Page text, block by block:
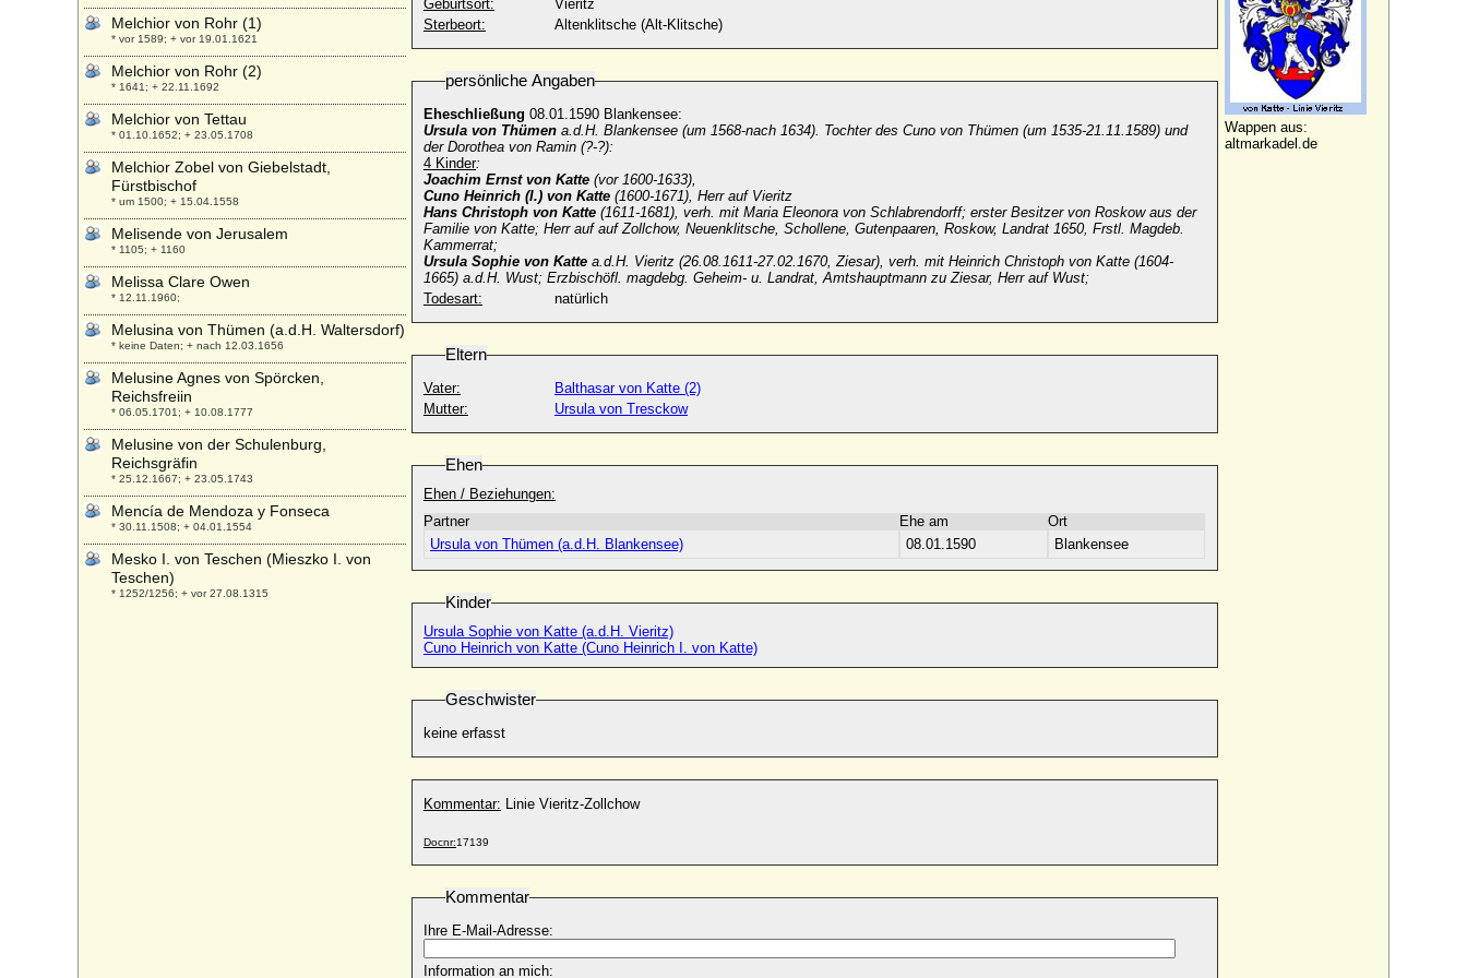
Geburtsort:
Vieritz
Sterbeort:
Altenklitsche (Alt-Klitsche)
persönliche Angaben
Eheschließung 08.01.1590 Blankensee:
Ursula von Thümen a.d.H. Blankensee (um 1568-nach 1634). Tochter des Cuno von Thümen (um 1535-21.11.1589) und
der Dorothea von Ramin (?-?):
4 Kinder:
Joachim Ernst von Katte (vor 1600-1633),
Cuno Heinrich (I.) von Katte (1600-1671), Herr auf Vieritz
Hans Christoph von Katte (1611-1681), verh. mit Maria Eleonora von Schlabrendorff; erster Besitzer von Roskow aus der
Familie von Katte; Herr auf auf Zollchow, Neuenklitsche, Schollene, Gutenpaaren, Roskow, Landrat 1650, Frstl. Magdeb.
Kammerrat;
Ursula Sophie von Katte a.d.H. Vieritz (26.08.1611-27.02.1670, Ziesar), verh. mit Heinrich Christoph von Katte (1604-
1665) a.d.H. Wust; Erzbischöfl. magdebg. Geheim- u. Landrat, Amtshauptmann zu Ziesar, Herr auf Wust;
Todesart:
natürlich
Eltern
Vater:
Balthasar von Katte (2)
Mutter:
Ursula von Tresckow
Ehen
Ehen / Beziehungen:
Partner
Ehe am
Ort
Ursula von Thümen (a.d.H. Blankensee)
08.01.1590 Blankensee
Kinder
Ursula Sophie von Katte (a.d.H. Vieritz)
Cuno Heinrich von Katte (Cuno Heinrich I. von Katte)
Geschwister
keine erfasst
Kommentar: Linie Vieritz-Zollchow
Docnr:17139
Kommentar
Ihre E-Mail-Adresse:
Information an mich:
Wappen aus:
altmarkadel.de
Melchior von Rohr (1)
* vor 1589; + vor 19.01.1621
Melchior von Rohr (2)
* 1641; + 22.11.1692
Melchior von Tettau
* 01.10.1652; + 23.05.1708
Melchior Zobel von Giebelstadt,
Fürstbischof
* um 1500; + 15.04.1558
Melisende von Jerusalem
* 1105; + 1160
Melissa Clare Owen
* 12.11.1960;
Melusina von Thümen (a.d.H. Waltersdorf)
* keine Daten; + nach 12.03.1656
Melusine Agnes von Spörcken,
Reichsfreiin
* 06.05.1701; + 10.08.1777
Melusine von der Schulenburg,
Reichsgräfin
* 25.12.1667; + 23.05.1743
Mencía de Mendoza y Fonseca
* 30.11.1508; + 04.01.1554
Mesko I. von Teschen (Mieszko I. von
Teschen)
* 1252/1256; + vor 27.08.1315